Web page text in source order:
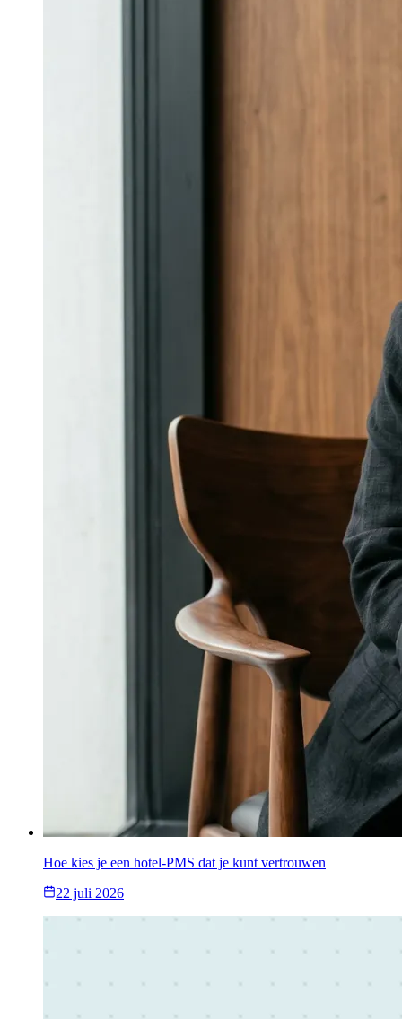
Hoe kies je een hotel-PMS dat je kunt vertrouwen
22 juli 2026